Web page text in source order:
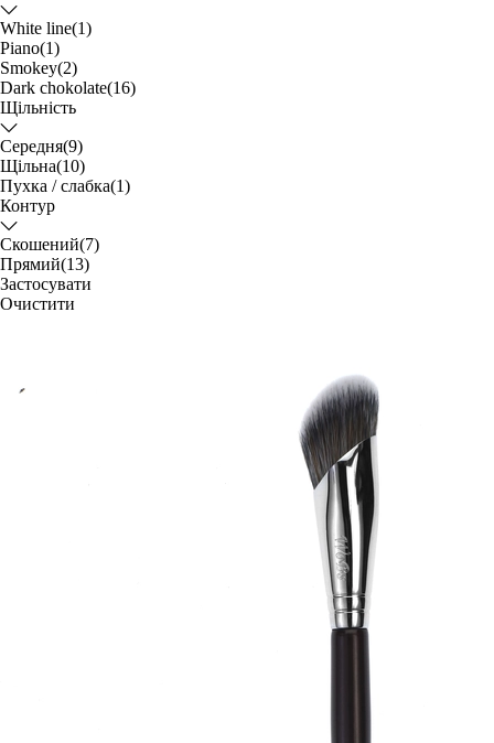
White line(1)
Piano(1)
Smokey(2)
Dark chokolate(16)
Щільність
Середня(9)
Щільна(10)
Пухка / слабка(1)
Контур
Скошений(7)
Прямий(13)
Застосувати
Очистити